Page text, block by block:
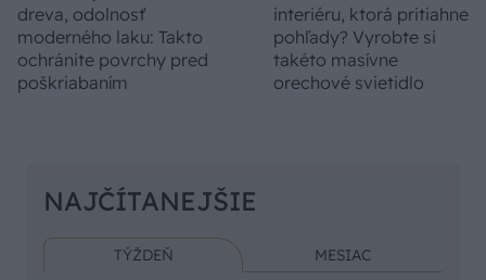
dreva, odolnosť
moderného laku: Takto
ochránite povrchy pred
poškriabaním
interiéru, ktorá pritiahne
pohľady? Vyrobte si
takéto masívne
orechové svietidlo
NAJČÍTANEJŠIE
TÝŽDEŇ MESIAC